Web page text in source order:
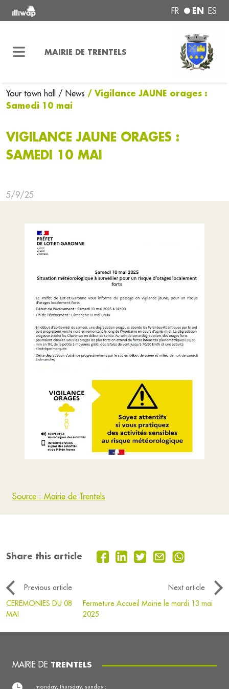
FR EN ES
MAIRIE DE TRENTELS
Your town hall / News / Vigilance JAUNE orages :
Samedi 10 mai
VIGILANCE JAUNE ORAGES :
SAMEDI 10 MAI
5/9/25
Source : Mairie de Trentels
Share this article
Previous article
Next article
CEREMONIES DU 08
MAI
Fermeture Accueil Mairie le mardi 13 mai
2025
MAIRIE DE TRENTELS
monday, thursday, sunday :